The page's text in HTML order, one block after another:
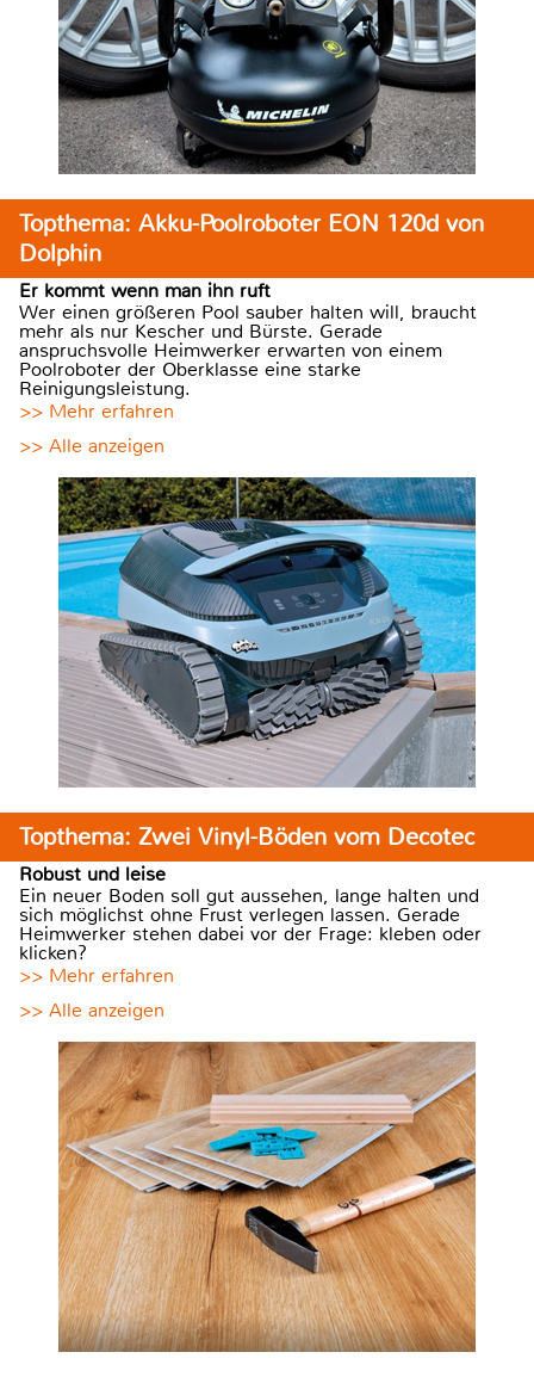
Topthema: Akku-Poolroboter EON 120d von
Dolphin
Er kommt wenn man ihn ruft
Wer einen größeren Pool sauber halten will, braucht
mehr als nur Kescher und Bürste. Gerade
anspruchsvolle Heimwerker erwarten von einem
Poolroboter der Oberklasse eine starke
Reinigungsleistung.
>> Mehr erfahren
>> Alle anzeigen
Topthema: Zwei Vinyl-Böden vom Decotec
Robust und leise
Ein neuer Boden soll gut aussehen, lange halten und
sich möglichst ohne Frust verlegen lassen. Gerade
Heimwerker stehen dabei vor der Frage: kleben oder
klicken?
>> Mehr erfahren
>> Alle anzeigen